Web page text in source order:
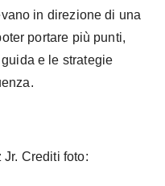
in direzione di una
portare più punti,
e le strategie
Crediti foto: